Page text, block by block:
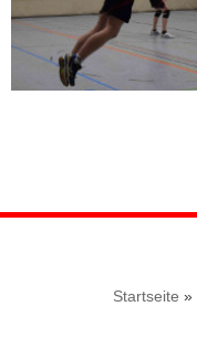
Startseite »